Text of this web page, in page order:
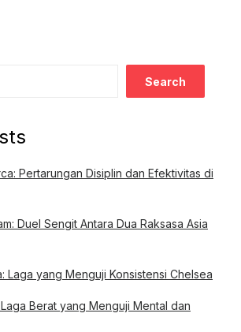
Search
Pertarungan Disiplin dan Efektivitas di
Duel Sengit Antara Dua Raksasa Asia
Laga yang Menguji Konsistensi Chelsea
Berat yang Menguji Mental dan